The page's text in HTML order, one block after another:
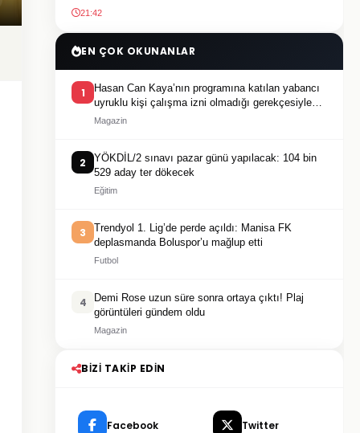
21:42
EN ÇOK OKUNANLAR
1
Hasan Can Kaya’nın programına katılan yabancı
uyruklu kişi çalışma izni olmadığı gerekçesiyle
gözaltına alındı
Magazin
2
YÖKDİL/2 sınavı pazar günü yapılacak: 104 bin
529 aday ter dökecek
Eğitim
3
Trendyol 1. Lig’de perde açıldı: Manisa FK
deplasmanda Boluspor’u mağlup etti
Futbol
4
Demi Rose uzun süre sonra ortaya çıktı! Plaj
görüntüleri gündem oldu
Magazin
BIZI TAKIP EDIN
Facebook Twitter